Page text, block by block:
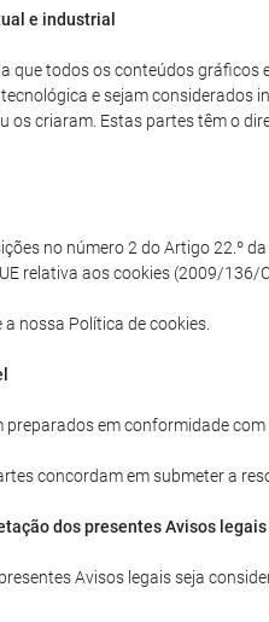
e industrial
que todos os conteúdos
e sejam
os criaram. Estas partes têm o
no número 2 do Artigo 22.º
relativa aos cookies (2009/136/
nossa Política de cookies.
em conformidade
concordam em submeter a
dos presentes Avisos legais
Avisos legais seja